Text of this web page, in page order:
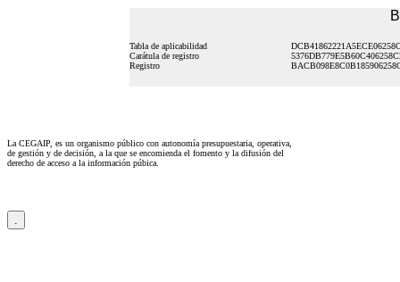
Tabla de aplicabilidad
Carátula de registro
Registro
La CEGAIP, es un organismo público con autonomía presupuestaria, operativa,
de gestión y de decisión, a la que se encomienda el fomento y la difusión del
derecho de acceso a la información púbica.